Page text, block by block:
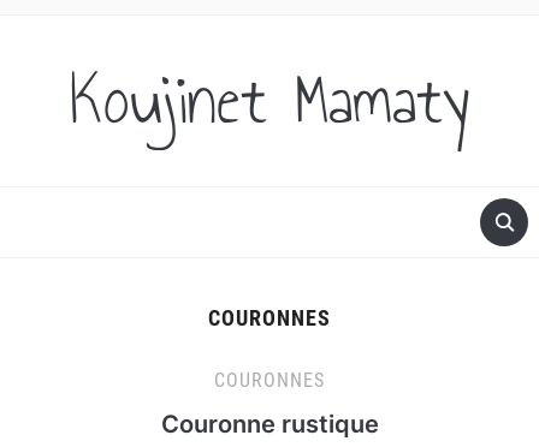
Koujinet Mamaty
COURONNES
COURONNES
Couronne rustique